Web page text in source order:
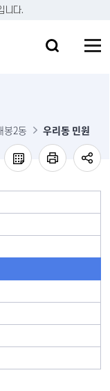
니다.
봉2동 우리동 민원